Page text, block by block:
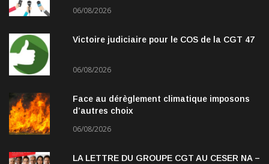
06/08/2026
Victoire judiciaire pour le COS de la CGT 47
06/08/2026
Face au dérèglement climatique imposons
d’autres choix
06/08/2026
LA LETTRE DU GROUPE CGT AU CESER NA –